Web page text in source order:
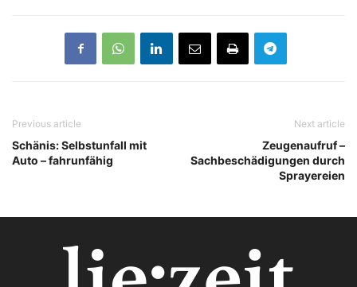
Previous article
Schänis: Selbstunfall mit
Auto – fahrunfähig
Next article
Zeugenaufruf –
Sachbeschädigungen durch
Sprayereien